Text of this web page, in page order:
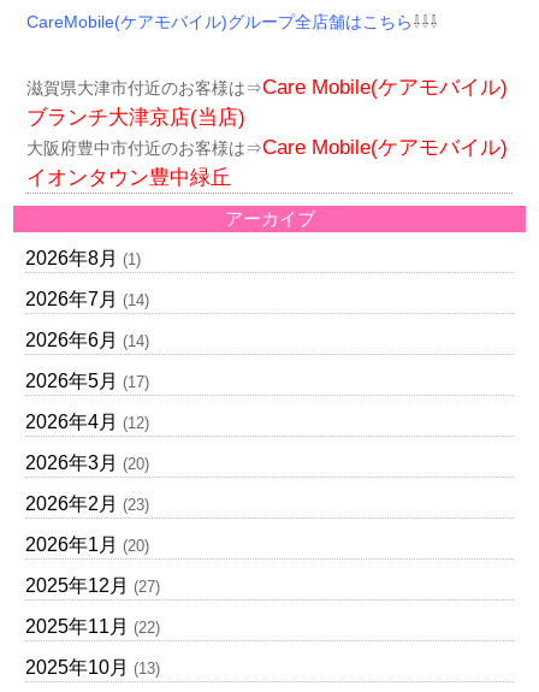
CareMobile(ケアモバイル)グループ全店舗はこちら⇩⇩⇩
滋賀県大津市付近のお客様は⇒Care Mobile(ケアモバイル)
ブランチ大津京店(当店)
大阪府豊中市付近のお客様は⇒Care Mobile(ケアモバイル)
イオンタウン豊中緑丘
アーカイブ
2026年8月 (1)
2026年7月 (14)
2026年6月 (14)
2026年5月 (17)
2026年4月 (12)
2026年3月 (20)
2026年2月 (23)
2026年1月 (20)
2025年12月 (27)
2025年11月 (22)
2025年10月 (13)